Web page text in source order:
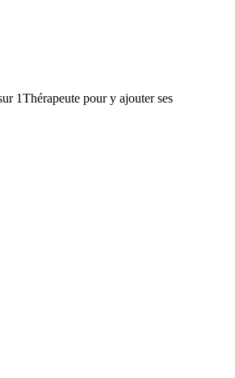
1Thérapeute pour y ajouter ses